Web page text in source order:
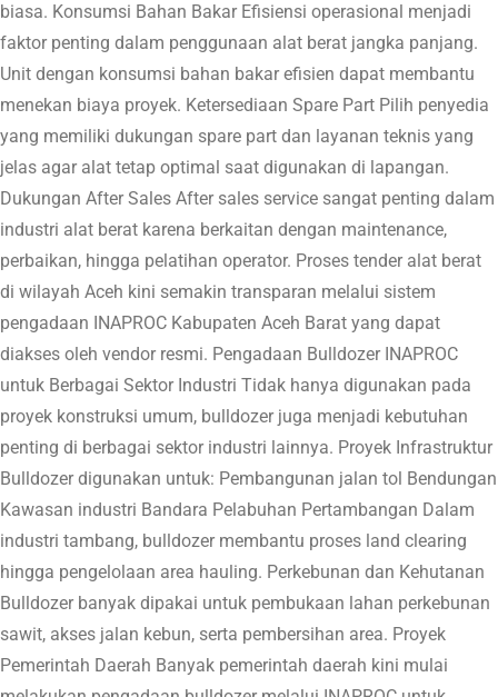
biasa. Konsumsi Bahan Bakar Efisiensi operasional menjadi
faktor penting dalam penggunaan alat berat jangka panjang.
Unit dengan konsumsi bahan bakar efisien dapat membantu
menekan biaya proyek. Ketersediaan Spare Part Pilih penyedia
yang memiliki dukungan spare part dan layanan teknis yang
jelas agar alat tetap optimal saat digunakan di lapangan.
Dukungan After Sales After sales service sangat penting dalam
industri alat berat karena berkaitan dengan maintenance,
perbaikan, hingga pelatihan operator. Proses tender alat berat
di wilayah Aceh kini semakin transparan melalui sistem
pengadaan INAPROC Kabupaten Aceh Barat yang dapat
diakses oleh vendor resmi. Pengadaan Bulldozer INAPROC
untuk Berbagai Sektor Industri Tidak hanya digunakan pada
proyek konstruksi umum, bulldozer juga menjadi kebutuhan
penting di berbagai sektor industri lainnya. Proyek Infrastruktur
Bulldozer digunakan untuk: Pembangunan jalan tol Bendungan
Kawasan industri Bandara Pelabuhan Pertambangan Dalam
industri tambang, bulldozer membantu proses land clearing
hingga pengelolaan area hauling. Perkebunan dan Kehutanan
Bulldozer banyak dipakai untuk pembukaan lahan perkebunan
sawit, akses jalan kebun, serta pembersihan area. Proyek
Pemerintah Daerah Banyak pemerintah daerah kini mulai